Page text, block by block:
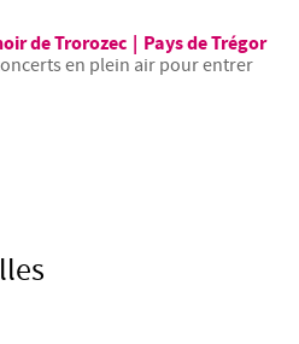
de Trorozec
Pays de Trégor
en plein air pour entrer